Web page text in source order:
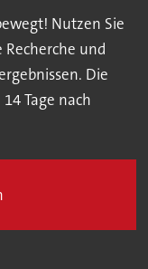
Nutzen Sie
und
Die
Tage nach